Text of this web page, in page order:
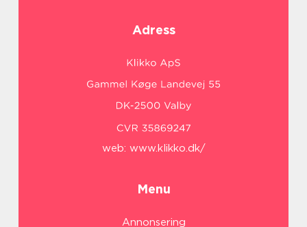
Adress
web: www.klikko.dk/
Menu
Annonsering